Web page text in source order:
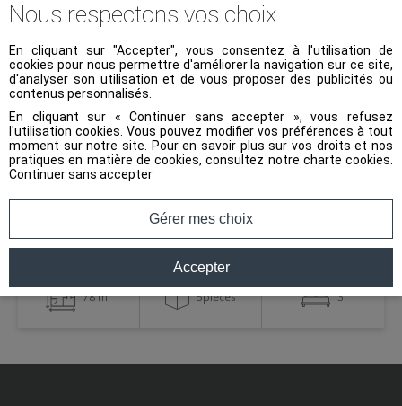
Appartement
Ref 13887
REIMS
239 000 €
78 m² 5pièces 3
Nous respectons vos choix
En cliquant sur "Accepter", vous consentez à l'utilisation de
cookies pour nous permettre d'améliorer la navigation sur ce site,
d'analyser son utilisation et de vous proposer des publicités ou
contenus personnalisés.
En cliquant sur « Continuer sans accepter », vous refusez
l'utilisation cookies. Vous pouvez modifier vos préférences à tout
moment sur notre site. Pour en savoir plus sur vos droits et nos
pratiques en matière de cookies, consultez notre charte cookies
Continuer sans accepter
Gérer mes choix
Accepter